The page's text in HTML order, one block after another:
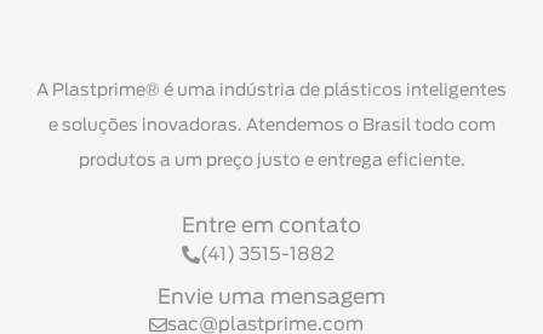
A Plastprime® é uma indústria de plásticos inteligentes
e soluções inovadoras. Atendemos o Brasil todo com
produtos a um preço justo e entrega eficiente.
Entre em contato
(41) 3515-1882
Envie uma mensagem
sac@plastprime.com